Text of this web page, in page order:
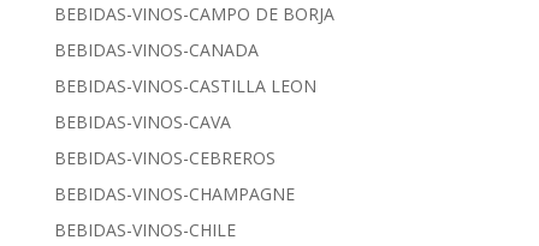
BEBIDAS-VINOS-CAMPO DE BORJA
BEBIDAS-VINOS-CANADA
BEBIDAS-VINOS-CASTILLA LEON
BEBIDAS-VINOS-CAVA
BEBIDAS-VINOS-CEBREROS
BEBIDAS-VINOS-CHAMPAGNE
BEBIDAS-VINOS-CHILE